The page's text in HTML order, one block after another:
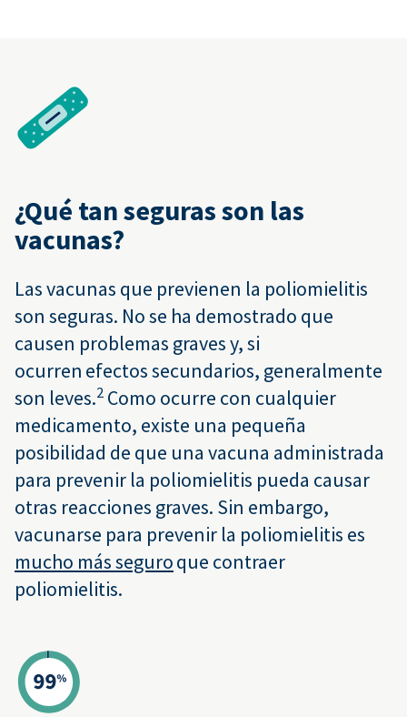
¿Qué tan seguras son las
vacunas?
Las vacunas que previenen la poliomielitis
son seguras. No se ha demostrado que
causen problemas graves y, si
ocurren efectos secundarios, generalmente
son leves.2 Como ocurre con cualquier
medicamento, existe una pequeña
posibilidad de que una vacuna administrada
para prevenir la poliomielitis pueda causar
otras reacciones graves. Sin embargo,
vacunarse para prevenir la poliomielitis es
mucho más seguroque contraer
poliomielitis.